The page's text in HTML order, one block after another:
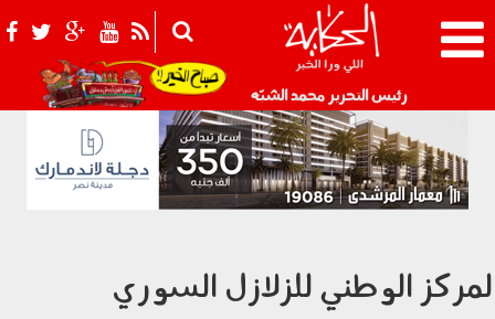
رئيس التحرير محمد الشبّه 021_2.png
الوطني للزلازل السوري